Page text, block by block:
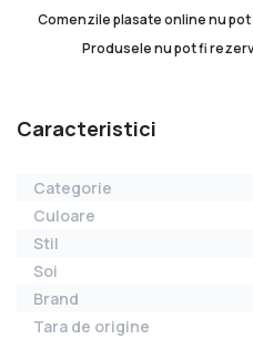
Comenzile plasate online nu
Produsele nu pot fi
Caracteristici
Categorie
Culoare
Stil
Soi
Brand
Tara de origine